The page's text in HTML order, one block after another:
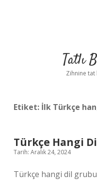
Tatlı
Zihnine tat
Etiket: İlk Türkçe
Türkçe Hangi
Tarih: Aralık 24, 2024
Türkçe hangi dil